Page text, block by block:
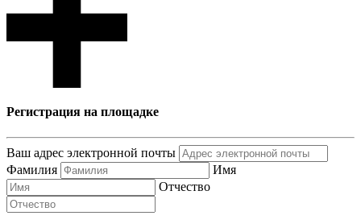
Регистрация на площадке
Ваш адрес электронной почты
Фамилия
Имя
Отчество